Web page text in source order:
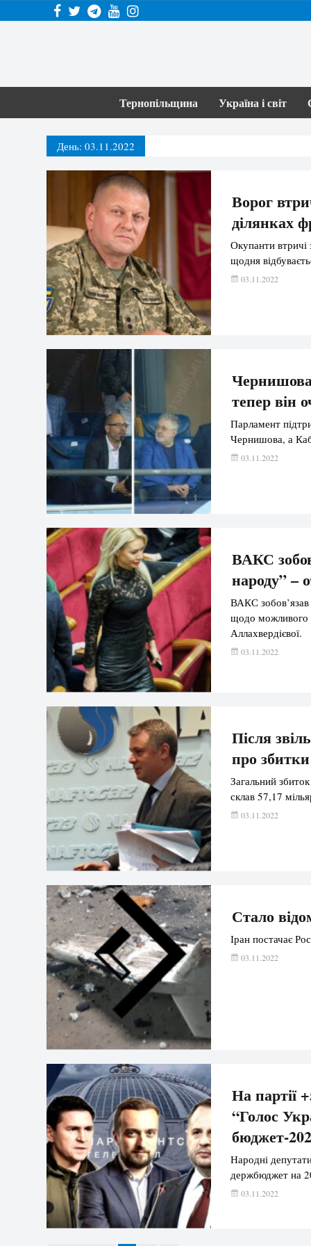
Тернопільщина Україна і світ
День: 03.11.2022
Ворог
ділянках
Окупанти втричі
щодня
03.11.2022
Чернишова
тепер він
Парламент
Чернишова, а
03.11.2022
ВАКС
народу” –
ВАКС зобов’язав
щодо можливого
Аллахвердієвої.
03.11.2022
Після
про
Загальний
склав 57,17
03.11.2022
Стало
Іран постачає
03.11.2022
На партії
“Голос
бюджет-
Народні
держбюджет на
03.11.2022